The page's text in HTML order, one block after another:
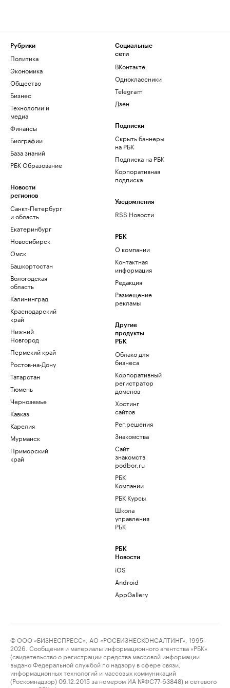
Рубрики
Политика
Экономика
Общество
Бизнес
Технологии и
медиа
Финансы
Биографии
База знаний
РБК Образование
Новости
регионов
Санкт-Петербург
и область
Екатеринбург
Новосибирск
Омск
Башкортостан
Вологодская
область
Калининград
Краснодарский
край
Нижний
Новгород
Пермский край
Ростов-на-Дону
Татарстан
Тюмень
Черноземье
Кавказ
Карелия
Мурманск
Приморский
край
Социальные
сети
ВКонтакте
Одноклассники
Telegram
Дзен
Подписки
Скрыть баннеры
на РБК
Подписка на РБК
Корпоративная
подписка
Уведомления
RSS Новости
РБК
О компании
Контактная
информация
Редакция
Размещение
рекламы
Другие
продукты
РБК
Облако для
бизнеса
Корпоративный
регистратор
доменов
Хостинг
сайтов
Рег.решения
Знакомства
Сайт
знакомств
podbor.ru
РБК
Компании
РБК Курсы
Школа
управления
РБК
РБК
Новости
iOS
Android
AppGallery
© ООО «БИЗНЕСПРЕСС», АО «РОСБИЗНЕСКОНСАЛТИНГ», 1995–
2026. Сообщения и материалы информационного агентства «РБК»
(свидетельство о регистрации средства массовой информации
выдано Федеральной службой по надзору в сфере связи,
информационных технологий и массовых коммуникаций
(Роскомнадзор) 09.12.2015 за номером ИА №ФС77-63848) и сетевого